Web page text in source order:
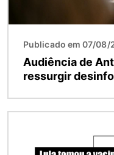
Publicado em 07/08/
Audiência de
ressurgir